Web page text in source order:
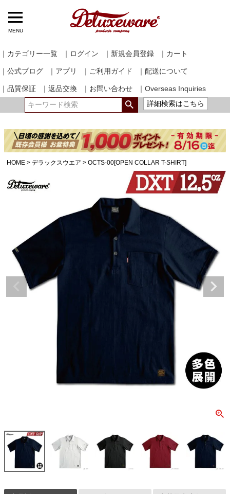
MENU
｜カテゴリー一覧 ｜ログイン ｜新規会員登録 ｜カート
｜公式ブログ ｜アプリ ｜ご利用ガイド ｜配送について
｜品質保証 ｜返品交換 ｜お問い合わせ
｜Overseas Inquiries
詳細検索はこちら
HOME デラックスウエア OCTS-00[OPEN COLLAR T-SHIRT]